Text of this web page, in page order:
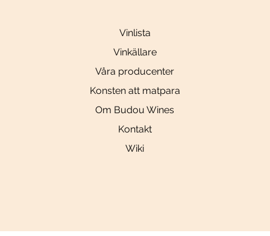
Vinlista
Vinkällare
Våra producenter
Konsten att matpara
Om Budou Wines
Kontakt
Wiki